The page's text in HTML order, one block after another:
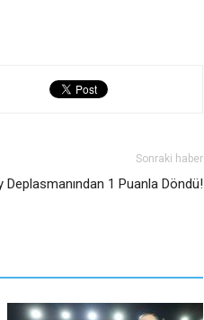
Sonraki haber
Deplasmanından 1 Puanla Döndü!